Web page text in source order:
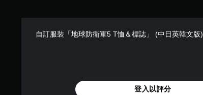
自訂服裝「地球防衛軍5 T恤＆標誌」 (中日英韓文版)
登入以評分